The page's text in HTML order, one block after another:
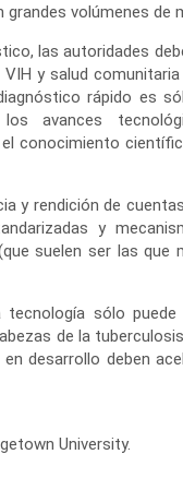
volúmenes de
las autoridades
y salud
rápido es
avances
conocimiento
y rendición de
y
suelen ser las que
sólo
de la
desarrollo deben
University.